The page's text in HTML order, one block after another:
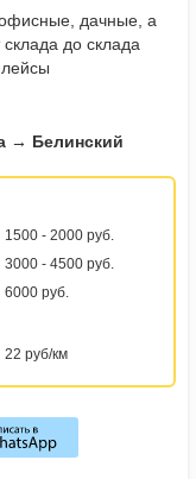
дачные, а
до склада
→ Белинский
1500 - 2000 руб.
3000 - 4500 руб.
6000 руб.
22 руб/км